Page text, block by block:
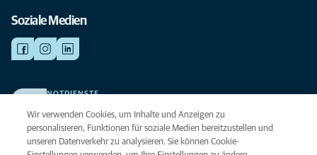
Soziale Medien
NOTDIENSTE
beste Versorgung verdient.
Wir verwenden Cookies, um Inhalte und Anzeigen zu
personalisieren, Funktionen für soziale Medien bereitzustellen und
unseren Datenverkehr zu analysieren. Sie können Cookie-